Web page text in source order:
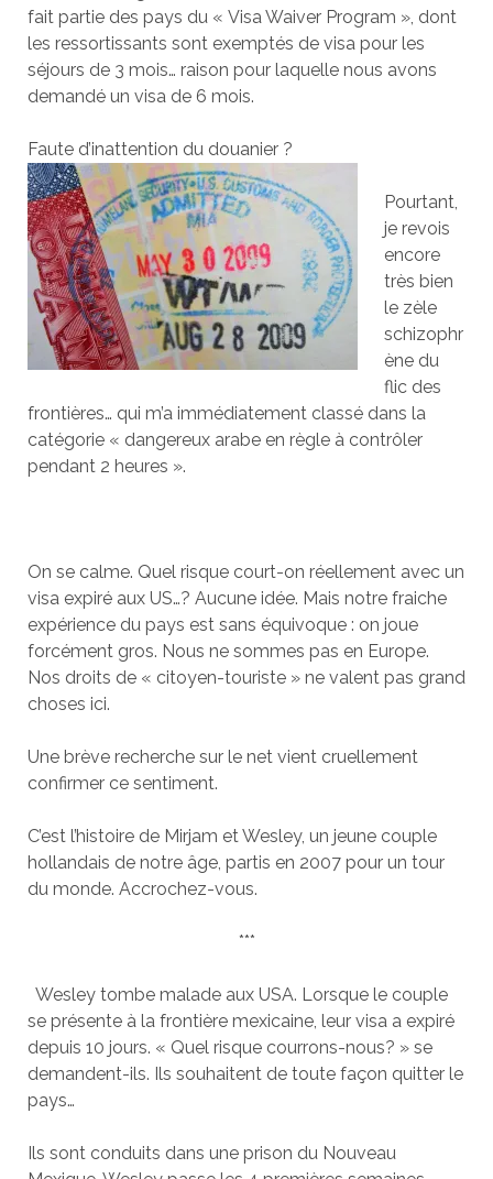
fait partie des pays du « Visa Waiver Program », dont
les ressortissants sont exemptés de visa pour les
séjours de 3 mois… raison pour laquelle nous avons
demandé un visa de 6 mois.
Faute d’inattention du douanier ?
Pourtant,
je revois
encore
très bien
le zèle
schizophr
ène du
flic des
frontières… qui m’a immédiatement classé dans la
catégorie « dangereux arabe en règle à contrôler
pendant 2 heures ».
On se calme. Quel risque court-on réellement avec un
visa expiré aux US…? Aucune idée. Mais notre fraiche
expérience du pays est sans équivoque : on joue
forcément gros. Nous ne sommes pas en Europe.
Nos droits de « citoyen-touriste » ne valent pas grand
choses ici.
Une brève recherche sur le net vient cruellement
confirmer ce sentiment.
C’est l’histoire de Mirjam et Wesley, un jeune couple
hollandais de notre âge, partis en 2007 pour un tour
du monde. Accrochez-vous.
***
Wesley tombe malade aux USA. Lorsque le couple
se présente à la frontière mexicaine, leur visa a expiré
depuis 10 jours. « Quel risque courrons-nous? » se
demandent-ils. Ils souhaitent de toute façon quitter le
pays…
Ils sont conduits dans une prison du Nouveau